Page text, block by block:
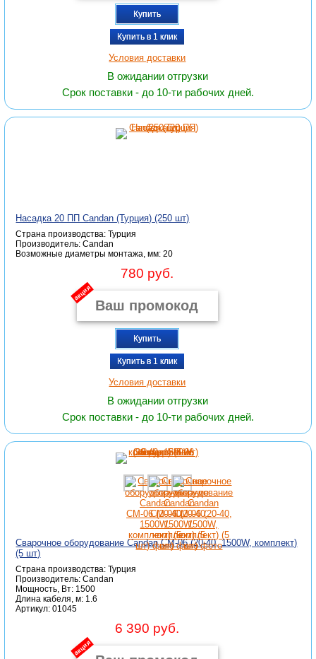
Купить
Купить в 1 клик
Условия доставки
В ожидании отгрузки
Срок поставки - до 10-ти рабочих дней.
Насадка 20 ПП Candan (Турция) (250 шт)
Страна производства: Турция
Производитель: Candan
Возможные диаметры монтажа, мм: 20
780 руб.
акция
Купить
Купить в 1 клик
Условия доставки
В ожидании отгрузки
Срок поставки - до 10-ти рабочих дней.
Сварочное оборудование Candan СМ-06 (20-40, 1500W, комплект)
(5 шт)
Страна производства: Турция
Производитель: Candan
Мощность, Вт: 1500
Длина кабеля, м: 1.6
Артикул: 01045
6 390 руб.
акция